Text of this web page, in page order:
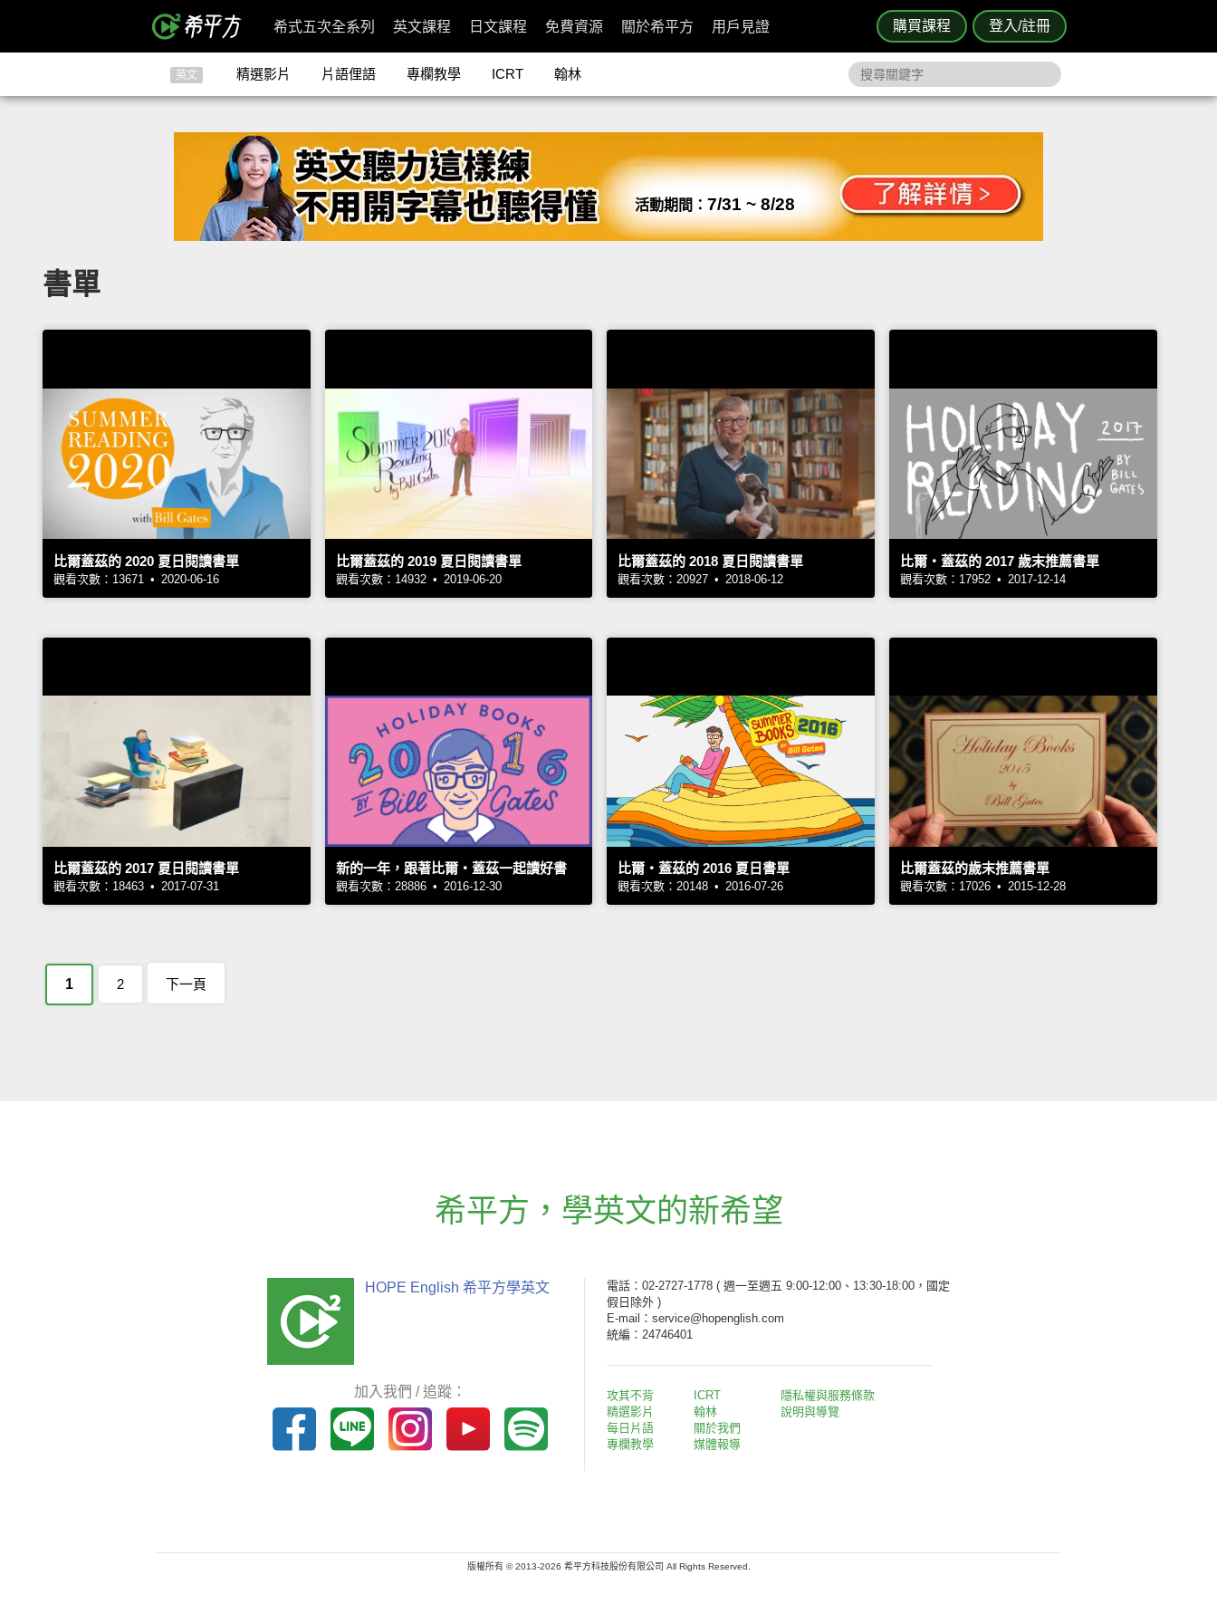
購買課程 登入/註冊
希式五次全系列 英文課程 日文課程 免費資源 關於希平方 用戶見證
英文 精選影片 片語俚語 專欄教學 ICRT 翰林
活動期間： 7/31 ~ 8/28
書單
比爾蓋茲的 2020 夏日閱讀書單
觀看次數：13671 • 2020-06-16
比爾蓋茲的 2019 夏日閱讀書單
觀看次數：14932 • 2019-06-20
比爾蓋茲的 2018 夏日閱讀書單
觀看次數：20927 • 2018-06-12
比爾‧蓋茲的 2017 歲末推薦書單
觀看次數：17952 • 2017-12-14
比爾蓋茲的 2017 夏日閱讀書單
觀看次數：18463 • 2017-07-31
新的一年，跟著比爾‧蓋茲一起讀好書
觀看次數：28886 • 2016-12-30
比爾‧蓋茲的 2016 夏日書單
觀看次數：20148 • 2016-07-26
比爾蓋茲的歲末推薦書單
觀看次數：17026 • 2015-12-28
1 2 下一頁
希平方 ， 學英文的新希望
HOPE English 希平方學英文
加入我們 / 追蹤：
電話：02-2727-1778 ( 週一至週五 9:00-12:00、13:30-18:00，國定
假日除外 )
E-mail：service@hopenglish.com
統編：24746401
攻其不背
精選影片
每日片語
專欄教學
ICRT
翰林
關於我們
媒體報導
隱私權與服務條款
說明與導覽
版權所有 © 2013-2026 希平方科技股份有限公司 All Rights Reserved.